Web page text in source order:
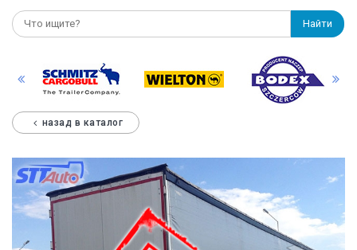
Найти
назад в каталог